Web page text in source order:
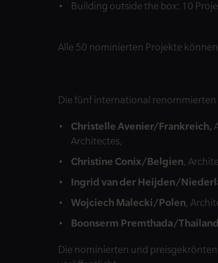
Building outside the box: 10
Alle 50 nominierten Projekte
Die fünf international
Christelle Avenier/Frankreich,
Architectes,
Christine Conix/Belgien,
Ingrid van der Heijden/
Wojciech Malecki/Polen,
Boonserm Premthada/Thailand
Die nominierten und